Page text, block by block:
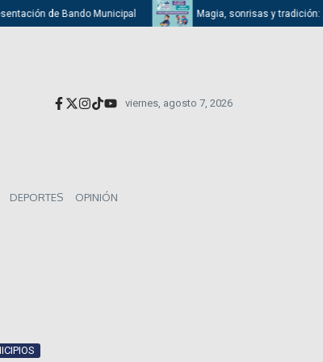
de Bando Municipal Magia, sonrisas y tradición:
viernes, agosto 7, 2026
DEPORTES OPINIÓN